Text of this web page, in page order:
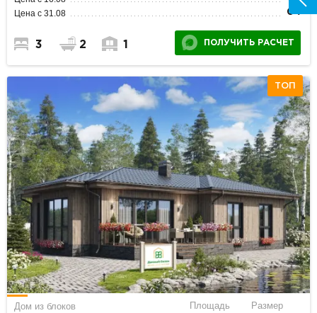
Цена с 31.08 0 ₽
3 2 1 ПОЛУЧИТЬ РАСЧЕТ
ТОП
Дом из блоков Площадь Размер